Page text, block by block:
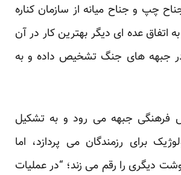
چپ و جناح میانه از سازمان کناره‌
اتفاق عده‌ ای ‏دیگر بهترین کار در آن
جبهه‌ های جنگ تشخیص داده و به
جبهه می رود و به تشکیل
برای رزمندگان می پردازد، اما
دیگری را رقم می زند؛ “در عملیات